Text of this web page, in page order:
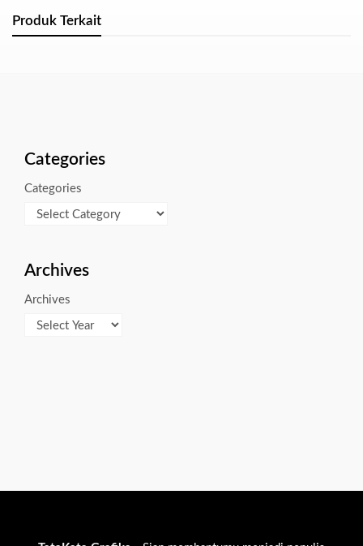
Produk Terkait
Categories
Categories
Archives
Archives